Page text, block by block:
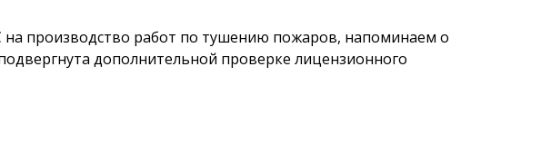
производство работ по тушению пожаров, напоминаем о
дополнительной проверке лицензионного